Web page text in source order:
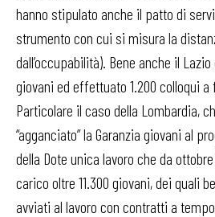
hanno stipulato anche il patto di
strumento con cui si misura la
dall’occupabilità). Bene anche il
giovani ed effettuato 1.200 colloqui a
Particolare il caso della Lombardia,
“agganciato” la Garanzia giovani al
della Dote unica lavoro che da
carico oltre 11.300 giovani, dei quali
avviati al lavoro con contratti a